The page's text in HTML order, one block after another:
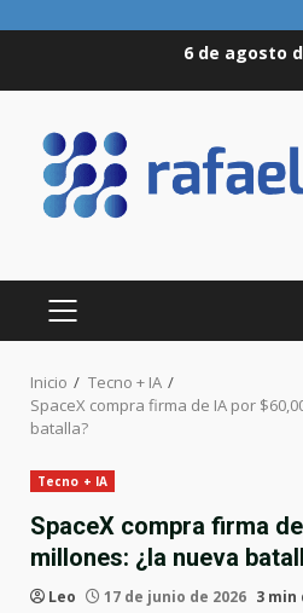
6 de agosto
MENÚ
PRINCIPAL
Inicio
Tecno + IA
SpaceX compra firma de IA por
batalla?
Tecno + IA
SpaceX compra firma
millones: ¿la nueva
Leo 17 de junio de 2026 3 min